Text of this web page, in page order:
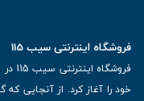
فروشگاه اینترنتی سیب 115